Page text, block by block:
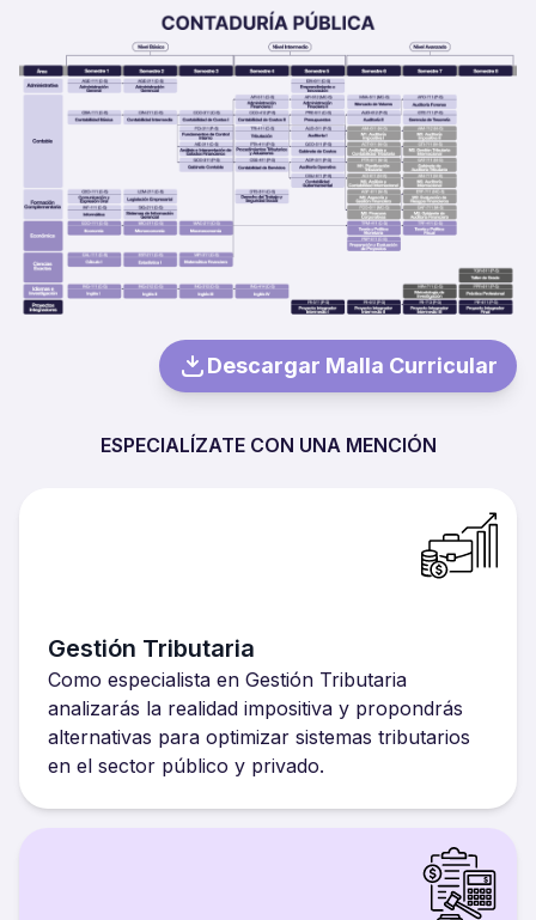
Descargar Malla Curricular
ESPECIALÍZATE CON UNA MENCIÓN
Gestión Tributaria
Como especialista en Gestión Tributaria
analizarás la realidad impositiva y propondrás
alternativas para optimizar sistemas tributarios
en el sector público y privado.